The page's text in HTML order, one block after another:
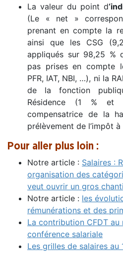
La valeur du point d
(Le « net »
prenant en compte la
ainsi que les CSG
appliqués sur 98,25 %
pas prises en compte
PFR, IAT, NBI, …), ni la
de la fonction
Résidence (1 % et
compensatrice de la
prélèvement de l’impôt
Pour aller plus loin :
Notre article : Salaires :
organisation des
veut ouvrir un gros
Notre article : les
rémunérations et des
La contribution CFDT
conférence salariale
Les grilles de salaires au